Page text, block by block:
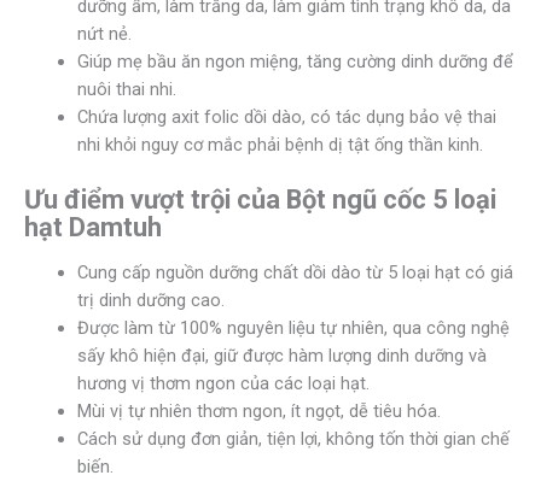
dưỡng ẩm, làm trắng da, làm giảm tình trạng khô da, da
nứt nẻ.
Giúp mẹ bầu ăn ngon miệng, tăng cường dinh dưỡng để
nuôi thai nhi.
Chứa lượng axit folic dồi dào, có tác dụng bảo vệ thai
nhi khỏi nguy cơ mắc phải bệnh dị tật ống thần kinh.
Ưu điểm vượt trội của Bột ngũ cốc 5 loại
hạt Damtuh
Cung cấp nguồn dưỡng chất dồi dào từ 5 loại hạt có giá
trị dinh dưỡng cao.
Được làm từ 100% nguyên liệu tự nhiên, qua công nghệ
sấy khô hiện đại, giữ được hàm lượng dinh dưỡng và
hương vị thơm ngon của các loại hạt.
Mùi vị tự nhiên thơm ngon, ít ngọt, dễ tiêu hóa.
Cách sử dụng đơn giản, tiện lợi, không tốn thời gian chế
biến.